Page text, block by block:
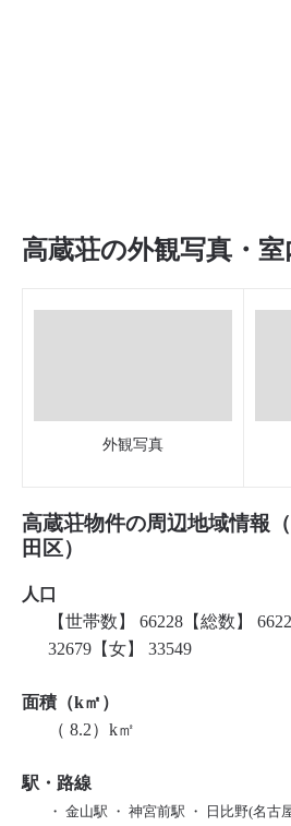
高蔵荘の外観写真・室
外観写真
高蔵荘物件の周辺地域情報
田区）
人口
【世帯数】 66228【総数】
32679【女】 33549
面積（k㎡）
（ 8.2）k㎡
駅・路線
・ 金山駅 ・ 神宮前駅 ・ 日比野(名古